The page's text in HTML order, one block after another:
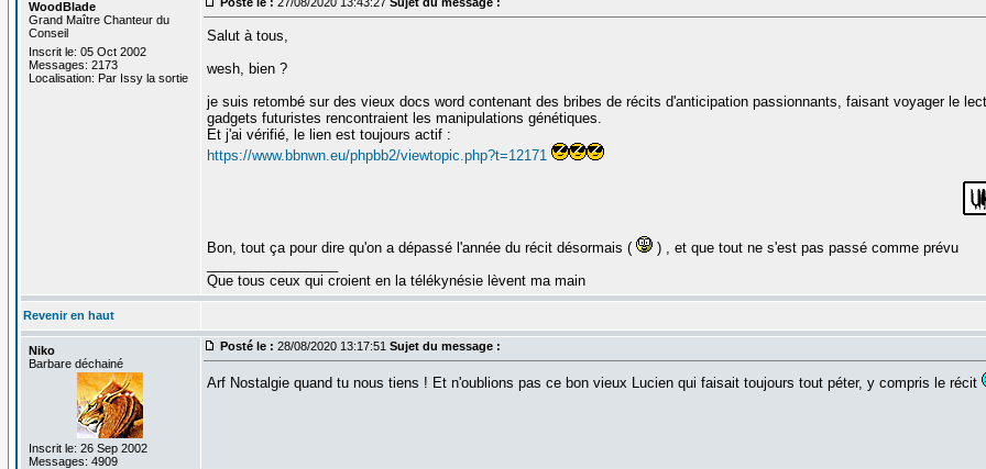
WoodBlade
Grand Maître Chanteur du
Conseil
Inscrit le: 05 Oct 2002
Messages: 2173
Localisation: Par Issy la sortie
Salut à tous,
wesh, bien ?
je suis retombé sur des vieux docs word contenant des bribes de récits d'anticipation passionnants, faisant voyager le
gadgets futuristes rencontraient les manipulations génétiques.
Et j'ai vérifié, le lien est toujours actif :
https://www.bbnwn.eu/phpbb2/viewtopic.php?t=12171
Bon, tout ça pour dire qu'on a dépassé l'année du récit désormais (
) , et que tout ne s'est pas passé comme prévu
Que tous ceux qui croient en la télékynésie lèvent ma main
Revenir en haut
Niko
Barbare déchainé
Inscrit le: 26 Sep 2002
Messages: 4909
Posté le : 28/08/2020 13:17:51 Sujet du message :
Arf Nostalgie quand tu nous tiens ! Et n'oublions pas ce bon vieux Lucien qui faisait toujours tout péter, y compris le récit